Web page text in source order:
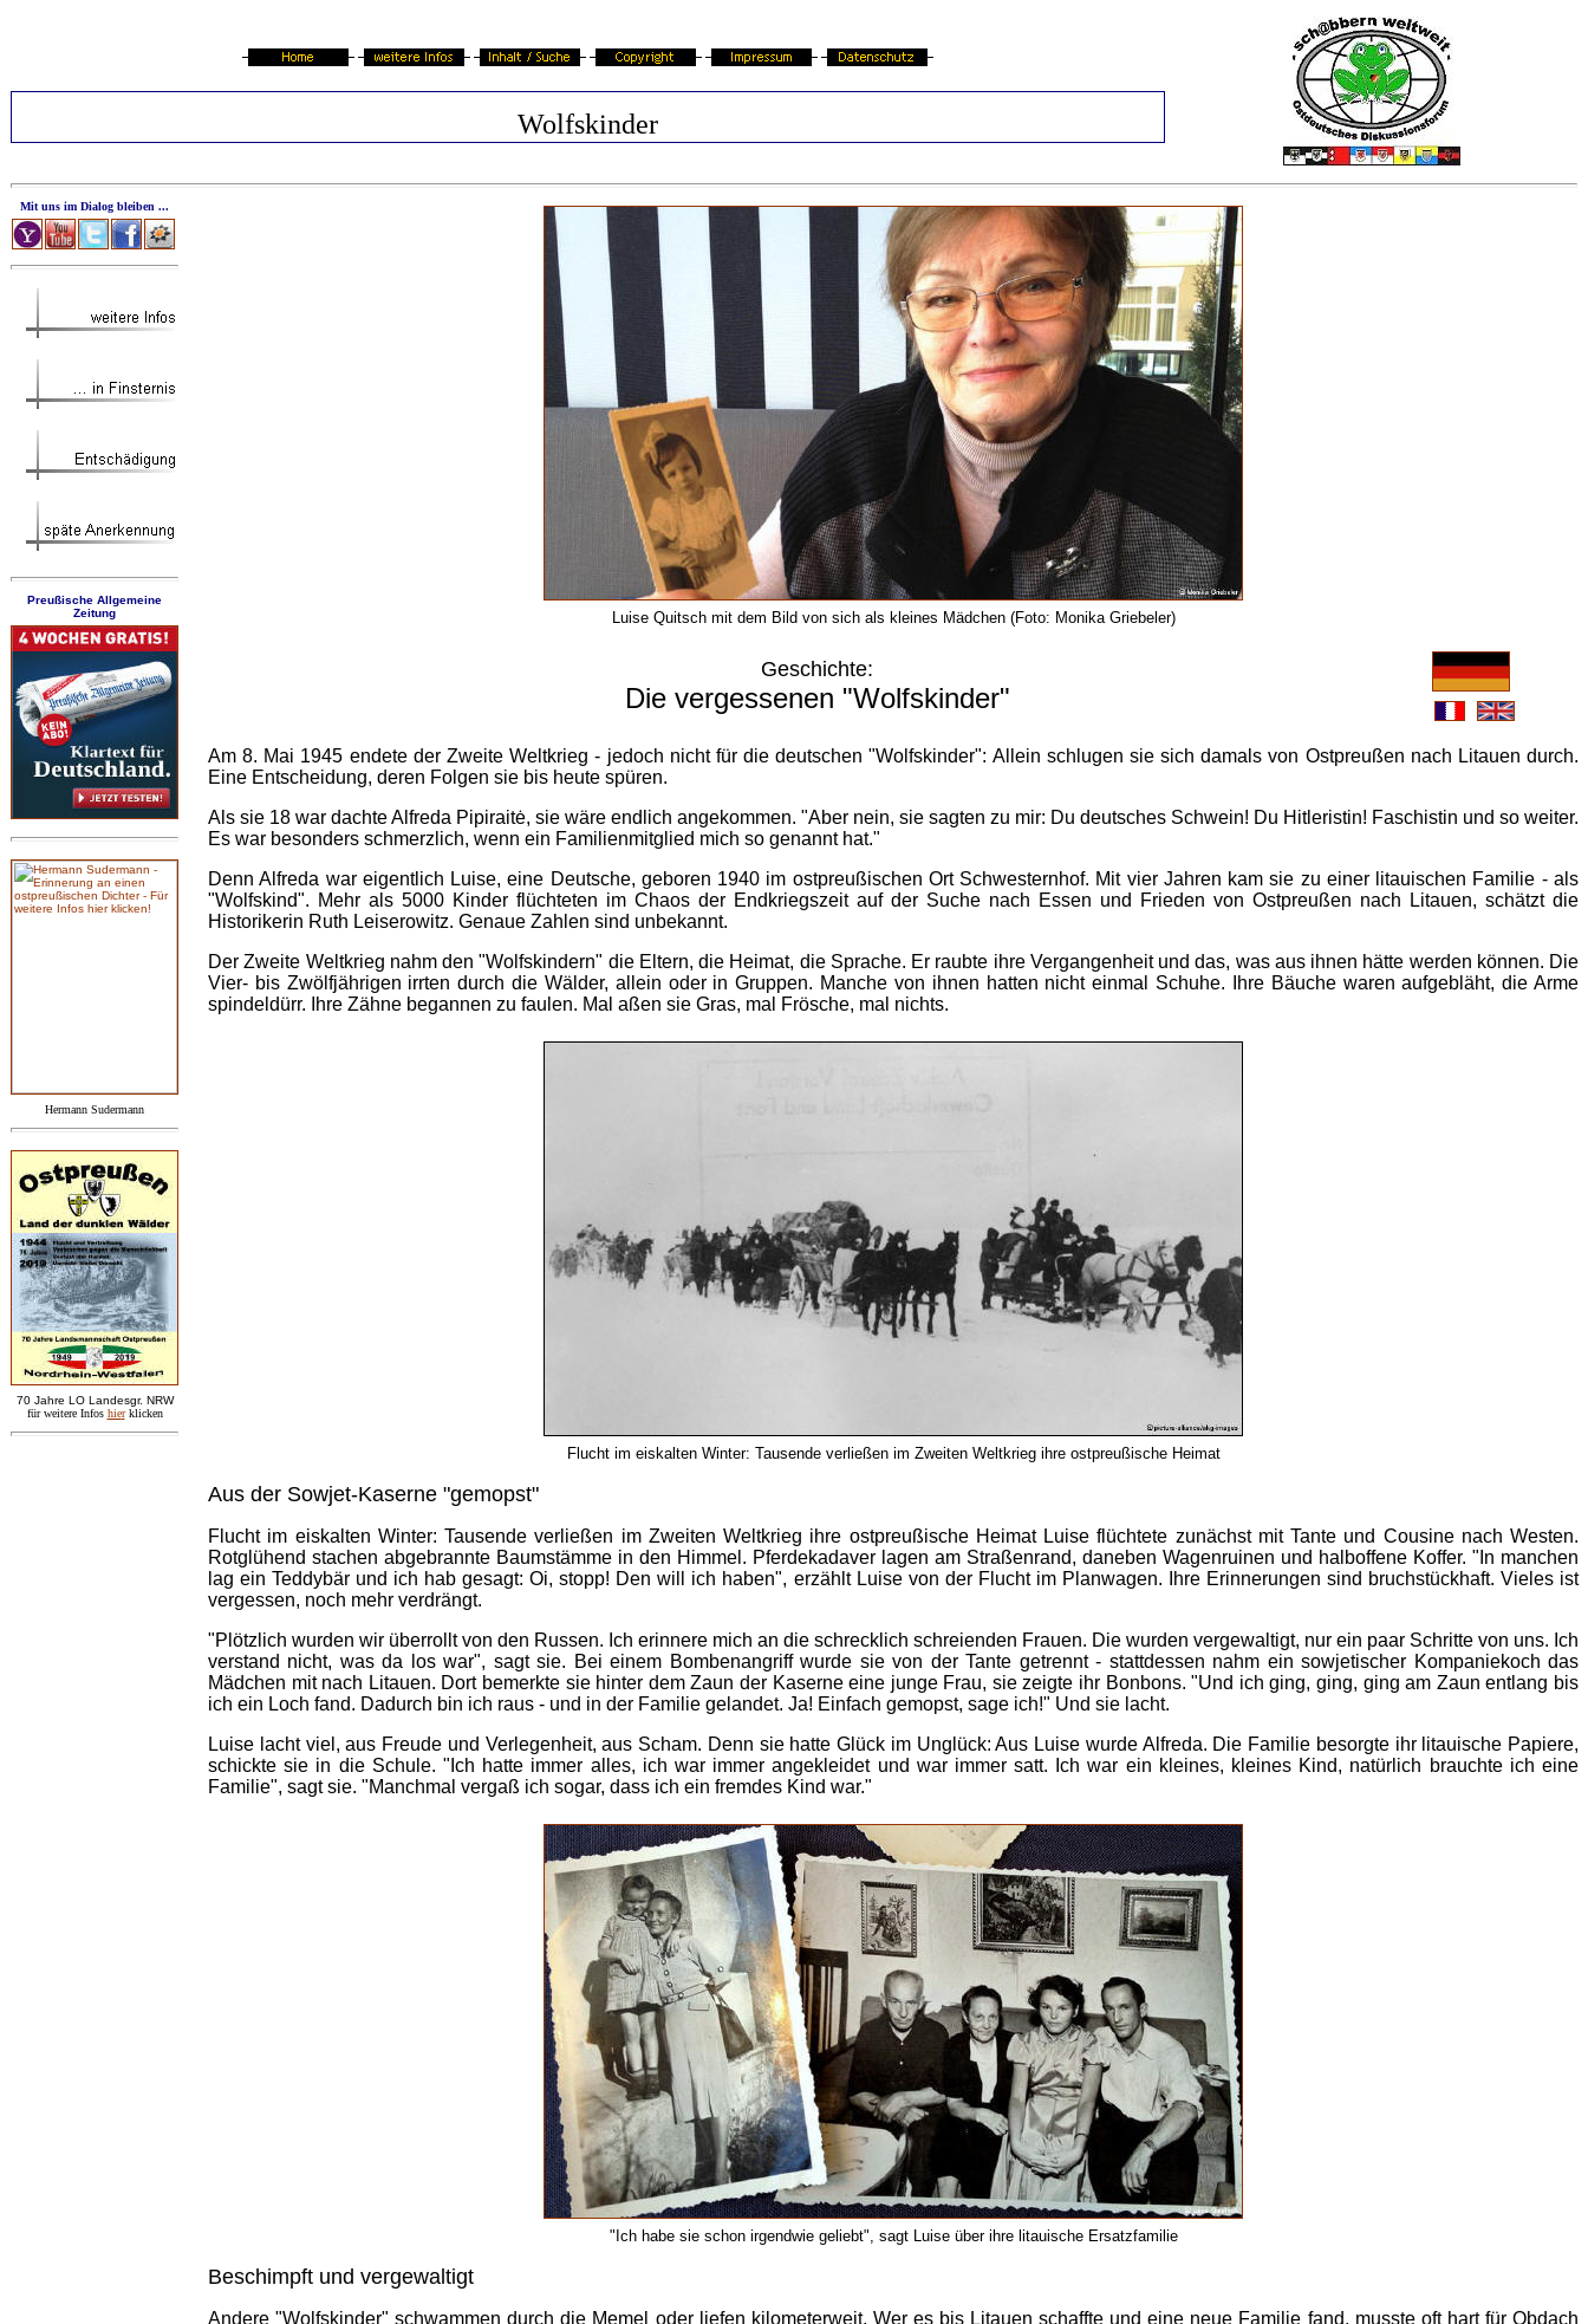
Wolfskinder
Mit uns im Dialog bleiben ...
Preußische Allgemeine
Zeitung
Hermann Sudermann
70 Jahre LO Landesgr. NRW
für weitere Infos hier klicken
Luise Quitsch mit dem Bild von sich als kleines Mädchen (Foto: Monika Griebeler)
Geschichte:
Die vergessenen "Wolfskinder"
Am 8. Mai 1945 endete der Zweite Weltkrieg - jedoch nicht für die deutschen "Wolfskinder": Allein schlugen sie sich damals von Ostpreußen nach Litauen durch.
Eine Entscheidung, deren Folgen sie bis heute spüren.
Als sie 18 war dachte Alfreda Pipiraitė, sie wäre endlich angekommen. "Aber nein, sie sagten zu mir: Du deutsches Schwein! Du Hitleristin! Faschistin und so weiter.
Es war besonders schmerzlich, wenn ein Familienmitglied mich so genannt hat."
Denn Alfreda war eigentlich Luise, eine Deutsche, geboren 1940 im ostpreußischen Ort Schwesternhof. Mit vier Jahren kam sie zu einer litauischen Familie - als
"Wolfskind". Mehr als 5000 Kinder flüchteten im Chaos der Endkriegszeit auf der Suche nach Essen und Frieden von Ostpreußen nach Litauen, schätzt die
Historikerin Ruth Leiserowitz. Genaue Zahlen sind unbekannt.
Der Zweite Weltkrieg nahm den "Wolfskindern" die Eltern, die Heimat, die Sprache. Er raubte ihre Vergangenheit und das, was aus ihnen hätte werden können. Die
Vier- bis Zwölfjährigen irrten durch die Wälder, allein oder in Gruppen. Manche von ihnen hatten nicht einmal Schuhe. Ihre Bäuche waren aufgebläht, die Arme
spindeldürr. Ihre Zähne begannen zu faulen. Mal aßen sie Gras, mal Frösche, mal nichts.
Flucht im eiskalten Winter: Tausende verließen im Zweiten Weltkrieg ihre ostpreußische Heimat
Aus der Sowjet-Kaserne "gemopst"
Flucht im eiskalten Winter: Tausende verließen im Zweiten Weltkrieg ihre ostpreußische Heimat Luise flüchtete zunächst mit Tante und Cousine nach Westen.
Rotglühend stachen abgebrannte Baumstämme in den Himmel. Pferdekadaver lagen am Straßenrand, daneben Wagenruinen und halboffene Koffer. "In manchen
lag ein Teddybär und ich hab gesagt: Oi, stopp! Den will ich haben", erzählt Luise von der Flucht im Planwagen. Ihre Erinnerungen sind bruchstückhaft. Vieles ist
vergessen, noch mehr verdrängt.
"Plötzlich wurden wir überrollt von den Russen. Ich erinnere mich an die schrecklich schreienden Frauen. Die wurden vergewaltigt, nur ein paar Schritte von uns. Ich
verstand nicht, was da los war", sagt sie. Bei einem Bombenangriff wurde sie von der Tante getrennt - stattdessen nahm ein sowjetischer Kompaniekoch das
Mädchen mit nach Litauen. Dort bemerkte sie hinter dem Zaun der Kaserne eine junge Frau, sie zeigte ihr Bonbons. "Und ich ging, ging, ging am Zaun entlang bis
ich ein Loch fand. Dadurch bin ich raus - und in der Familie gelandet. Ja! Einfach gemopst, sage ich!" Und sie lacht.
Luise lacht viel, aus Freude und Verlegenheit, aus Scham. Denn sie hatte Glück im Unglück: Aus Luise wurde Alfreda. Die Familie besorgte ihr litauische Papiere,
schickte sie in die Schule. "Ich hatte immer alles, ich war immer angekleidet und war immer satt. Ich war ein kleines, kleines Kind, natürlich brauchte ich eine
Familie", sagt sie. "Manchmal vergaß ich sogar, dass ich ein fremdes Kind war."
"Ich habe sie schon irgendwie geliebt", sagt Luise über ihre litauische Ersatzfamilie
Beschimpft und vergewaltigt
Andere "Wolfskinder" schwammen durch die Memel oder liefen kilometerweit. Wer es bis Litauen schaffte und eine neue Familie fand, musste oft hart für Obdach